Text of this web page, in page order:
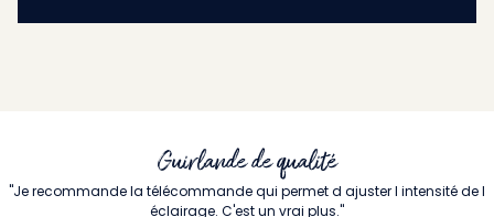
Guirlande de qualité
"Je recommande la télécommande qui permet d ajuster l intensité de l
éclairage. C'est un vrai plus."